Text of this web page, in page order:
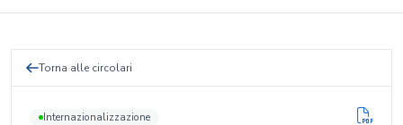
Torna alle circolari
Internazionalizzazione